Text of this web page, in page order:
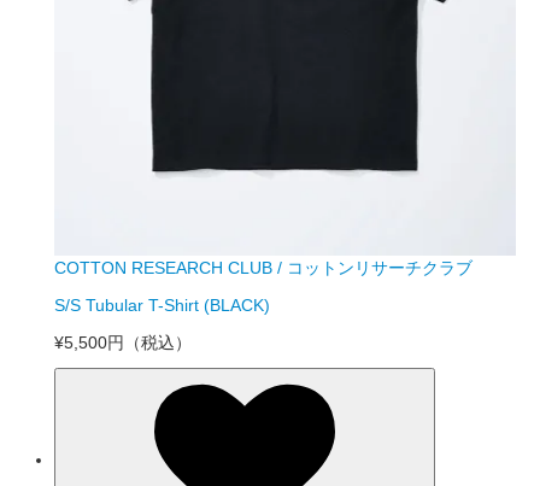
COTTON RESEARCH CLUB / コットンリサーチクラブ
S/S Tubular T-Shirt (BLACK)
¥5,500円
（税込）